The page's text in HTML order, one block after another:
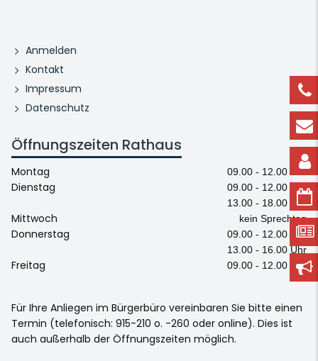
Anmelden
Kontakt
Impressum
Datenschutz
Öffnungszeiten Rathaus
Montag 09.00 - 12.00 Uhr
Dienstag
09.00 - 12.00 Uhr
13.00 - 18.00 Uhr
Mittwoch kein Sprechtag
Donnerstag
09.00 - 12.00 Uhr
13.00 - 16.00 Uhr
Freitag 09.00 - 12.00 Uhr
Für Ihre Anliegen im Bürgerbüro vereinbaren Sie bitte einen
Termin (telefonisch: 915-210 o. -260 oder online). Dies ist
auch außerhalb der Öffnungszeiten möglich.